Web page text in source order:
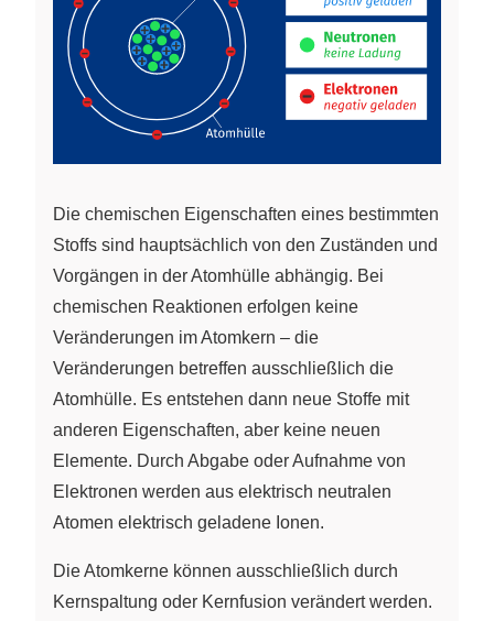
Die chemischen Eigenschaften eines bestimmten
Stoffs sind hauptsächlich von den Zuständen und
Vorgängen in der Atomhülle abhängig. Bei
chemischen Reaktionen erfolgen keine
Veränderungen im Atomkern – die
Veränderungen betreffen ausschließlich die
Atomhülle. Es entstehen dann neue Stoffe mit
anderen Eigenschaften, aber keine neuen
Elemente. Durch Abgabe oder Aufnahme von
Elektronen werden aus elektrisch neutralen
Atomen elektrisch geladene Ionen.
Die Atomkerne können ausschließlich durch
Kernspaltung oder Kernfusion verändert werden.